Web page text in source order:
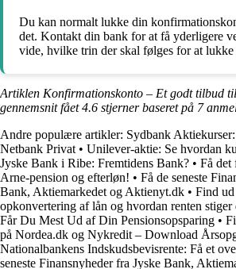
Du kan normalt lukke din
det. Kontakt din bank for at få yderligere
vide, hvilke trin der skal følges for at lukke
Artiklen Konfirmationskonto – Et godt tilbud
gennemsnit fået4.6 stjerner baseret på 7
Andre populære artikler: Sydbank
Netbank Privat • Unilever-aktie: Se hvordan
Jyske Bank i Ribe: Fremtidens Bank? • Få det
Arne-pension og efterløn! • Få de seneste
Bank, Aktiemarkedet og Aktienyt.dk • Find
opkonvertering af lån og hvordan renten stiger
Får Du Mest Ud af Din Pensionsopsparing •
på Nordea.dk og Nykredit – Download
Nationalbankens Indskudsbevisrente: Få et
seneste Finansnyheder fra Jyske Bank,